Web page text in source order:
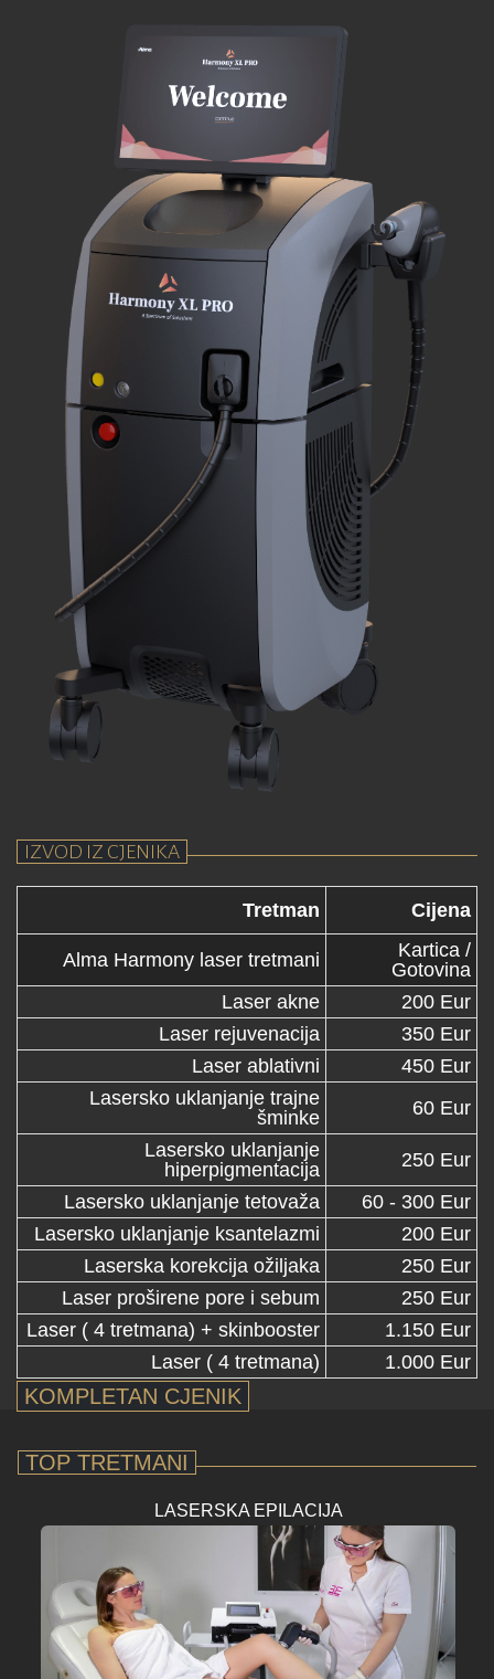
IZVOD IZ CJENIKA
Tretman Cijena
Alma Harmony laser tretmani
Kartica /
Gotovina
Laser akne
200 Eur
Laser rejuvenacija
350 Eur
Laser ablativni
450 Eur
Lasersko uklanjanje trajne
šminke
60 Eur
Lasersko uklanjanje
hiperpigmentacija
250 Eur
Lasersko uklanjanje tetovaža
60 - 300 Eur
Lasersko uklanjanje ksantelazmi
200 Eur
Laserska korekcija ožiljaka
250 Eur
Laser proširene pore i sebum
250 Eur
Laser ( 4 tretmana) + skinbooster
1.150 Eur
Laser ( 4 tretmana)
1.000 Eur
KOMPLETAN CJENIK
TOP TRETMANI
LASERSKA EPILACIJA